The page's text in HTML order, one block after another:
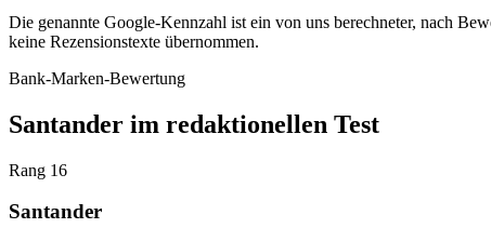
Die genannte Google-Kennzahl ist ein von uns berechneter, nach
keine Rezensionstexte übernommen.
Bank-Marken-Bewertung
Santander im redaktionellen Test
Rang 16
Santander